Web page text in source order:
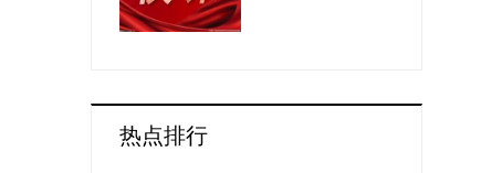
热点排行